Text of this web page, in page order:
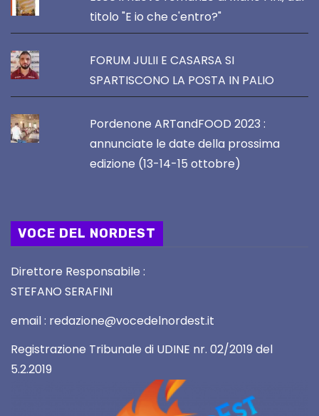
titolo "E io che c'entro?"
FORUM JULII E CASARSA SI
SPARTISCONO LA POSTA IN PALIO
Pordenone ARTandFOOD 2023 :
annunciate le date della prossima
edizione (13-14-15 ottobre)
VOCE DEL NORDEST
Direttore Responsabile :
STEFANO SERAFINI
email : redazione@vocedelnordest.it
Registrazione Tribunale di UDINE nr. 02/2019 del
5.2.2019